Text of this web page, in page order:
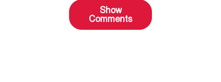
Show
Comments